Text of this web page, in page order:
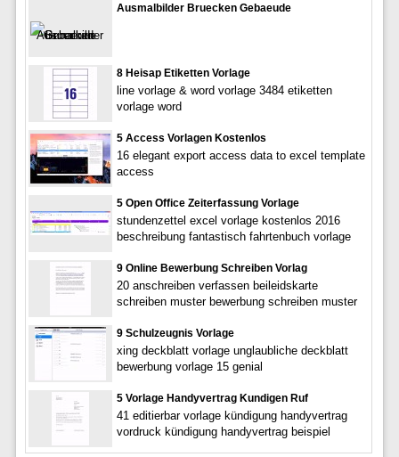
Ausmalbilder Bruecken Gebaeude
8 Heisap Etiketten Vorlage
line vorlage & word vorlage 3484 etiketten
vorlage word
5 Access Vorlagen Kostenlos
16 elegant export access data to excel template
access
5 Open Office Zeiterfassung Vorlage
stundenzettel excel vorlage kostenlos 2016
beschreibung fantastisch fahrtenbuch vorlage
9 Online Bewerbung Schreiben Vorlag
20 anschreiben verfassen beileidskarte
schreiben muster bewerbung schreiben muster
9 Schulzeugnis Vorlage
xing deckblatt vorlage unglaubliche deckblatt
bewerbung vorlage 15 genial
5 Vorlage Handyvertrag Kundigen Ruf
41 editierbar vorlage kündigung handyvertrag
vordruck kündigung handyvertrag beispiel